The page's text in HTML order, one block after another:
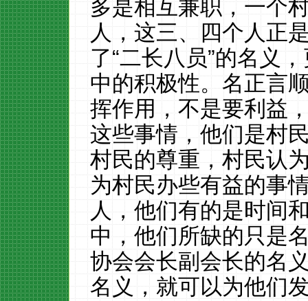
多是相互兼职，一个
人，这三、四个人正
了“二长八员”的名义
中的积极性。名正言
挥作用，不是要利益
这些事情，他们是村
村民的尊重，村民认
为村民办些有益的事
人，他们有的是时间
中，他们所缺的只是
协会会长副会长的名
名义，就可以为他们